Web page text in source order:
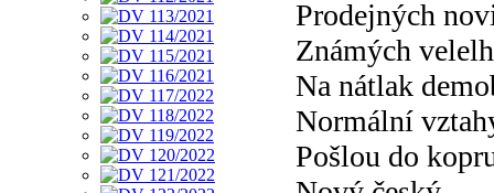
Prodejných
Známých
Na nátlak
Normální
Pošlou do